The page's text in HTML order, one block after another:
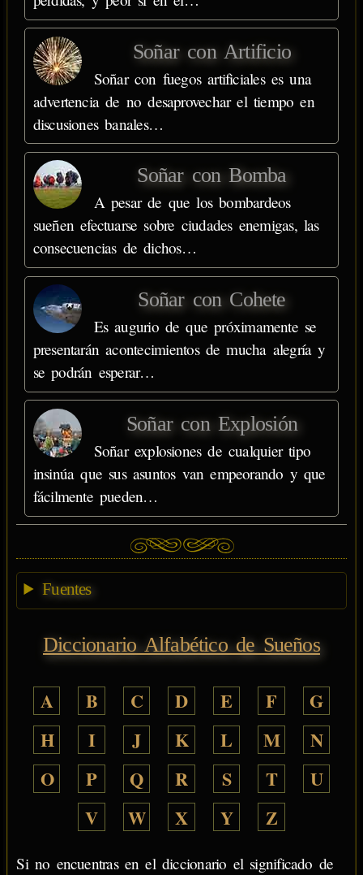
Soñar con Artificio
Soñar con fuegos artificiales es una
advertencia de no desaprovechar el tiempo en
discusiones banales…
Soñar con Bomba
A pesar de que los bombardeos
sueñen efectuarse sobre ciudades enemigas, las
consecuencias de dichos…
Soñar con Cohete
Es augurio de que próximamente se
presentarán acontecimientos de mucha alegría y
se podrán esperar…
Soñar con Explosión
Soñar explosiones de cualquier tipo
insinúa que sus asuntos van empeorando y que
fácilmente pueden…
Fuentes
Diccionario Alfabético de Sueños
A B C D E F
G
H
I J K L M
N
O
P Q R S T
U
V
W X Y Z
Si no encuentras en el diccionario el significado de